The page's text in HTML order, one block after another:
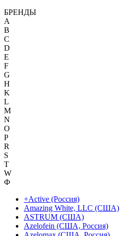
БРЕНДЫ
A
B
C
D
E
F
G
H
K
L
M
N
O
P
R
S
T
W
Ф
+Active (Россия)
Amazing White, LLC (США)
ASTRUM (США)
Azelofein (США, Россия)